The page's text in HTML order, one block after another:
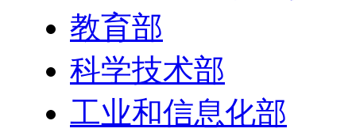
教育部
科学技术部
工业和信息化部